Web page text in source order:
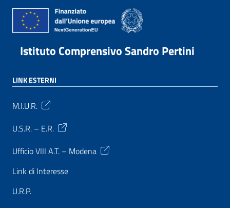
Istituto Comprensivo Sandro Pertini
LINK ESTERNI
M.I.U.R.
U.S.R. – E.R.
Ufficio VIII A.T. – Modena
Link di Interesse
U.R.P.